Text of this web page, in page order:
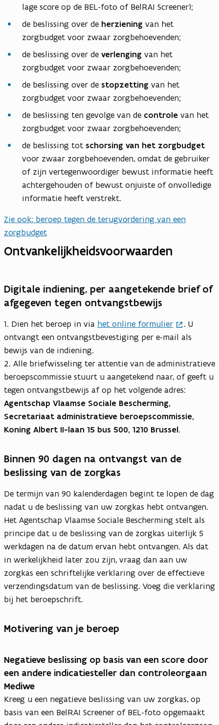
lage score op de BEL-foto of BelRAI Screener);
de beslissing over de herziening van het
zorgbudget voor zwaar zorgbehoevenden;
de beslissing over de verlenging van het
zorgbudget voor zwaar zorgbehoevenden;
de beslissing over de stopzetting van het
zorgbudget voor zwaar zorgbehoevenden;
de beslissing ten gevolge van de controle van het
zorgbudget voor zwaar zorgbehoevenden;
de beslissing tot schorsing van het zorgbudget
voor zwaar zorgbehoevenden, omdat de gebruiker
of zijn vertegenwoordiger bewust informatie heeft
achtergehouden of bewust onjuiste of onvolledige
informatie heeft verstrekt.
Zie ook: beroep tegen de terugvordering van een
zorgbudget
Ontvankelijkheidsvoorwaarden
Digitale indiening, per aangetekende brief of
afgegeven tegen ontvangstbewijs
1. Dien het beroep in via het online formulier
. U
ontvangt een ontvangstbevestiging per e-mail als
bewijs van de indiening.
2. Alle briefwisseling ter attentie van de administratieve
beroepscommissie stuurt u aangetekend naar, of geeft u
tegen ontvangstbewijs af op het volgende adres:
Agentschap Vlaamse Sociale Bescherming,
Secretariaat administratieve beroepscommissie,
Koning Albert II-laan 15 bus 500, 1210 Brussel.
Binnen 90 dagen na ontvangst van de
beslissing van de zorgkas
De termijn van 90 kalenderdagen begint te lopen de dag
nadat u de beslissing van uw zorgkas hebt ontvangen.
Het Agentschap Vlaamse Sociale Bescherming stelt als
principe dat u de beslissing van de zorgkas uiterlijk 5
werkdagen na de datum ervan hebt ontvangen. Als dat
in werkelijkheid later zou zijn, vraag dan aan uw
zorgkas een schriftelijke verklaring over de effectieve
verzendingsdatum van de beslissing. Voeg die verklaring
bij het beroepschrift.
Motivering van je beroep
Negatieve beslissing op basis van een score door
een andere indicatiesteller dan controleorgaan
Mediwe
Kreeg u een negatieve beslissing van uw zorgkas, op
basis van een BelRAI Screener of BEL-foto opgemaakt